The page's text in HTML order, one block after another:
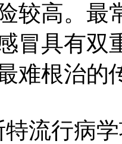
较高。最
冒具有双
难根治的
流行病